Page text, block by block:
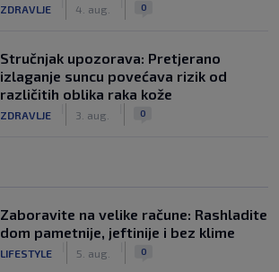
ZDRAVLJE 4. aug. 0
Stručnjak upozorava: Pretjerano
izlaganje suncu povećava rizik od
različitih oblika raka kože
ZDRAVLJE 3. aug. 0
Zaboravite na velike račune: Rashladite
dom pametnije, jeftinije i bez klime
LIFESTYLE 5. aug. 0